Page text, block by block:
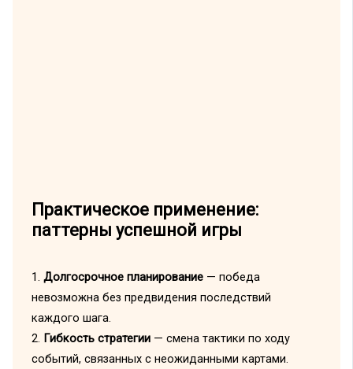
Практическое применение:
паттерны успешной игры
1. Долгосрочное планирование— победа
невозможна без предвидения последствий
каждого шага.
2. Гибкость стратегии— смена тактики по ходу
событий, связанных с неожиданными картами.